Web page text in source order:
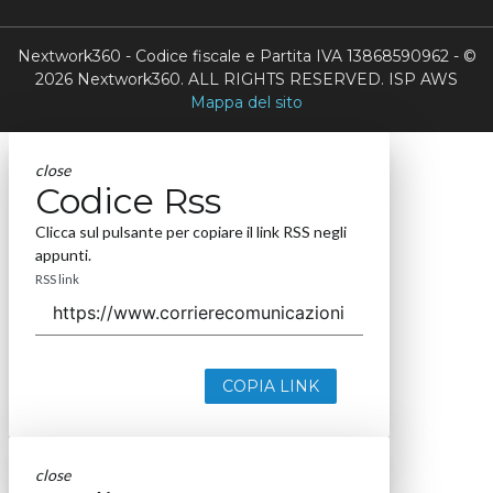
Nextwork360 - Codice fiscale e Partita IVA 13868590962 - ©
2026 Nextwork360. ALL RIGHTS RESERVED. ISP AWS
Mappa del sito
close
Codice Rss
Clicca sul pulsante per copiare il link RSS negli
appunti.
RSS link
COPIA LINK
close